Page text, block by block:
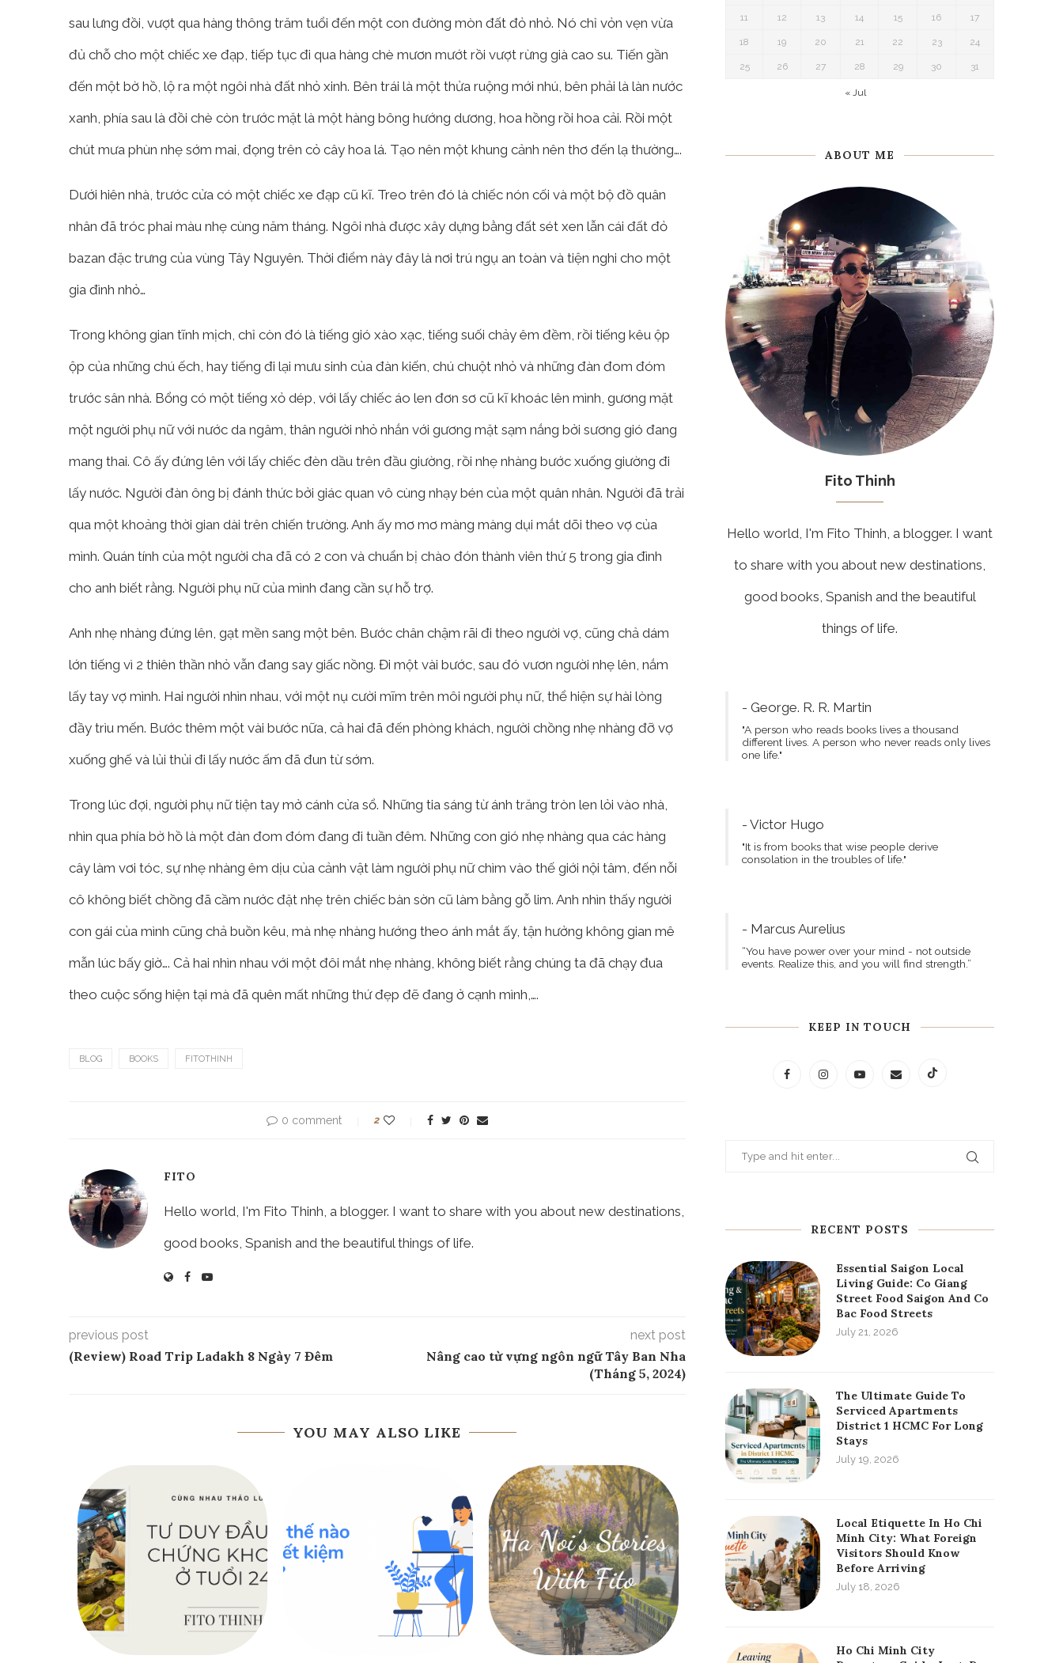
sau lưng đồi, vượt qua hàng thông trăm tuổi đến một con đường mòn đất đỏ nhỏ. Nó chỉ vỏn vẹn vừa
đủ chỗ cho một chiếc xe đạp, tiếp tục đi qua hàng chè mươn mướt rồi vượt rừng già cao su. Tiến gần
đến một bờ hồ, lộ ra một ngôi nhà đất nhỏ xinh. Bên trái là một thửa ruộng mới nhú, bên phải là làn nước
xanh, phía sau là đồi chè còn trước mặt là một hàng bông hướng dương, hoa hồng rồi hoa cải. Rồi một
chút mưa phùn nhẹ sớm mai, đọng trên cỏ cây hoa lá. Tạo nên một khung cảnh nên thơ đến lạ thường….
Dưới hiên nhà, trước cửa có một chiếc xe đạp cũ kĩ. Treo trên đó là chiếc nón cối và một bộ đồ quân
nhân đã tróc phai màu nhẹ cùng năm tháng. Ngôi nhà được xây dựng bằng đất sét xen lẫn cái đất đỏ
bazan đặc trưng của vùng Tây Nguyên. Thời điểm này đây là nơi trú ngụ an toàn và tiện nghi cho một
gia đình nhỏ…
Trong không gian tĩnh mịch, chỉ còn đó là tiếng gió xào xạc, tiếng suối chảy êm đềm, rồi tiếng kêu ộp
ộp của những chú ếch, hay tiếng đi lại mưu sinh của đàn kiến, chú chuột nhỏ và những đàn đom đóm
trước sân nhà. Bổng có một tiếng xỏ dép, với lấy chiếc áo len đơn sơ cũ kĩ khoác lên mình, gương mặt
một người phụ nữ với nước da ngâm, thân người nhỏ nhắn với gương mặt sạm nắng bởi sương gió đang
mang thai. Cô ấy đứng lên với lấy chiếc đèn dầu trên đầu giường, rồi nhẹ nhàng bước xuống giường đi
lấy nước. Người đàn ông bị đánh thức bởi giác quan vô cùng nhạy bén của một quân nhân. Người đã trải
qua một khoảng thời gian dài trên chiến trường. Anh ấy mơ mơ màng màng dụi mắt dõi theo vợ của
mình. Quán tính của một người cha đã có 2 con và chuẩn bị chào đón thành viên thứ 5 trong gia đình
cho anh biết rằng. Người phụ nữ của mình đang cần sự hỗ trợ.
Anh nhẹ nhàng đứng lên, gạt mền sang một bên. Bước chân chậm rãi đi theo người vợ, cũng chả dám
lớn tiếng vì 2 thiên thần nhỏ vẫn đang say giấc nồng. Đi một vài bước, sau đó vươn người nhẹ lên, nắm
lấy tay vợ mình. Hai người nhìn nhau, với một nụ cười mĩm trên môi người phụ nữ, thể hiện sự hài lòng
đầy trìu mến. Bước thêm một vài bước nữa, cả hai đã đến phòng khách, người chồng nhẹ nhàng đỡ vợ
xuống ghế và lủi thủi đi lấy nước ấm đã đun từ sớm.
Trong lúc đợi, người phụ nữ tiện tay mở cánh cửa sổ. Những tia sáng từ ánh trăng tròn len lỏi vào nhà,
nhìn qua phía bờ hồ là một đàn đom đóm đang đi tuần đêm. Những con gió nhẹ nhàng qua các hàng
cây làm vơi tóc, sự nhẹ nhàng êm dịu của cảnh vật làm người phụ nữ chìm vào thế giới nội tâm, đến nỗi
cô không biết chồng đã cầm nước đặt nhẹ trên chiếc bàn sờn cũ làm bằng gỗ lim. Anh nhìn thấy người
con gái của mình cũng chả buồn kêu, mà nhẹ nhàng hướng theo ánh mắt ấy, tận hưởng không gian mê
mẫn lúc bấy giờ…. Cả hai nhìn nhau với một đôi mắt nhẹ nhàng, không biết rằng chúng ta đã chạy đua
theo cuộc sống hiện tại mà đã quên mất những thứ đẹp đẽ đang ở cạnh mình,….
BLOG BOOKS FITOTHINH
0 comment 2
FITO
Hello world, I'm Fito Thinh, a blogger. I want to share with you about new destinations,
good books, Spanish and the beautiful things of life.
previous post
(Review) Road Trip Ladakh 8 Ngày 7 Đêm
next post
Nâng cao từ vựng ngôn ngữ Tây Ban Nha
(Tháng 5, 2024)
YOU MAY ALSO LIKE
11 12 13 14 15 16 17
18 19 20 21 22 23 24
25 26 27 28 29 30 31
« Jul
ABOUT ME
Fito Thinh
Hello world, I'm Fito Thinh, a blogger. I want
to share with you about new destinations,
good books, Spanish and the beautiful
things of life.
- George. R. R. Martin
"A person who reads books lives a thousand
different lives. A person who never reads only lives
one life."
- Victor Hugo
"It is from books that wise people derive
consolation in the troubles of life."
- Marcus Aurelius
“You have power over your mind - not outside
events. Realize this, and you will find strength.”
KEEP IN TOUCH
RECENT POSTS
Essential Saigon Local
Living Guide: Co Giang
Street Food Saigon And Co
Bac Food Streets
July 21, 2026
The Ultimate Guide To
Serviced Apartments
District 1 HCMC For Long
Stays
July 19, 2026
Local Etiquette In Ho Chi
Minh City: What Foreign
Visitors Should Know
Before Arriving
July 18, 2026
Ho Chi Minh City